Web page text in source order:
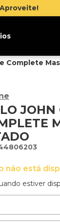
Complete
JOHN
não está
estiver